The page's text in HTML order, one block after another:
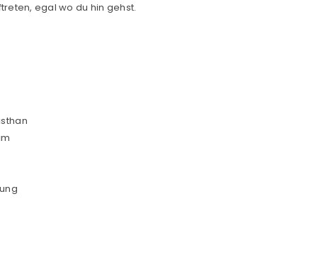
egal wo du hin gehst.